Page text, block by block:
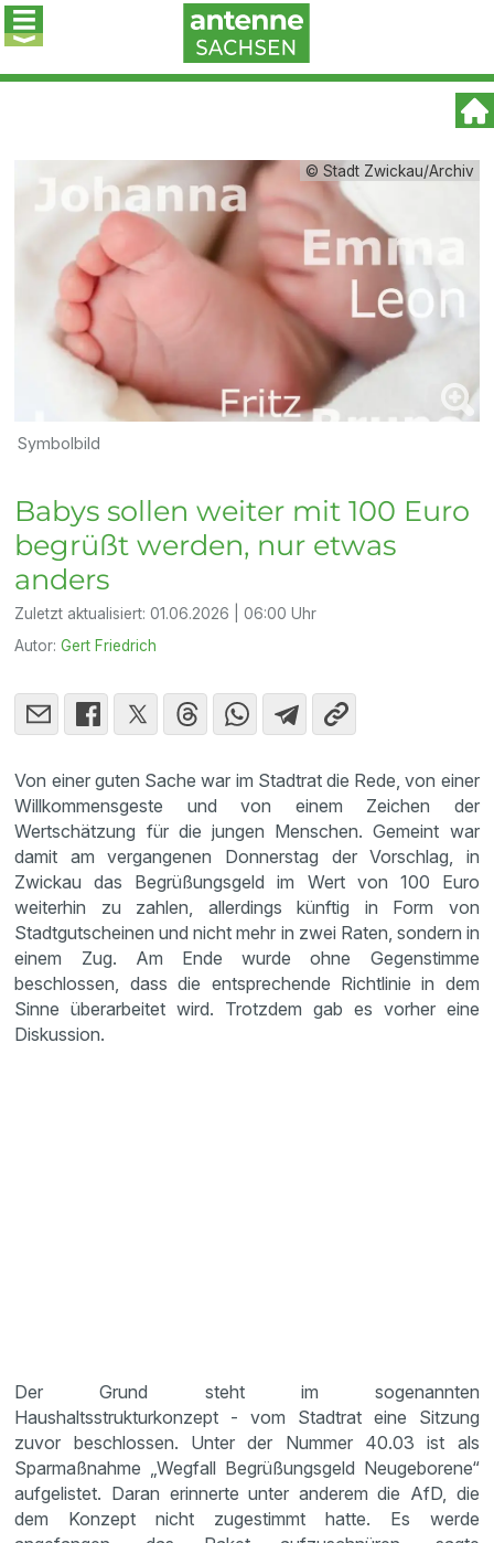
© Stadt Zwickau/Archiv
Symbolbild
Babys sollen weiter mit 100 Euro
begrüßt werden, nur etwas
anders
Zuletzt aktualisiert:01.06.2026 | 06:00 Uhr
Autor:Gert Friedrich
Von einer guten Sache war im Stadtrat die Rede, von einer
Willkommensgeste und von einem Zeichen der
Wertschätzung für die jungen Menschen. Gemeint war
damit am vergangenen Donnerstag der Vorschlag, in
Zwickau das Begrüßungsgeld im Wert von 100 Euro
weiterhin zu zahlen, allerdings künftig in Form von
Stadtgutscheinen und nicht mehr in zwei Raten, sondern in
einem Zug. Am Ende wurde ohne Gegenstimme
beschlossen, dass die entsprechende Richtlinie in dem
Sinne überarbeitet wird. Trotzdem gab es vorher eine
Diskussion.
Der Grund steht im sogenannten
Haushaltsstrukturkonzept - vom Stadtrat eine Sitzung
zuvor beschlossen. Unter der Nummer 40.03 ist als
Sparmaßnahme „Wegfall Begrüßungsgeld Neugeborene“
aufgelistet. Daran erinnerte unter anderem die AfD, die
dem Konzept nicht zugestimmt hatte. Es werde